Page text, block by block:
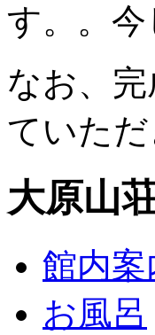
す。。
なお、
ていただ
大原山
館内案
お風呂